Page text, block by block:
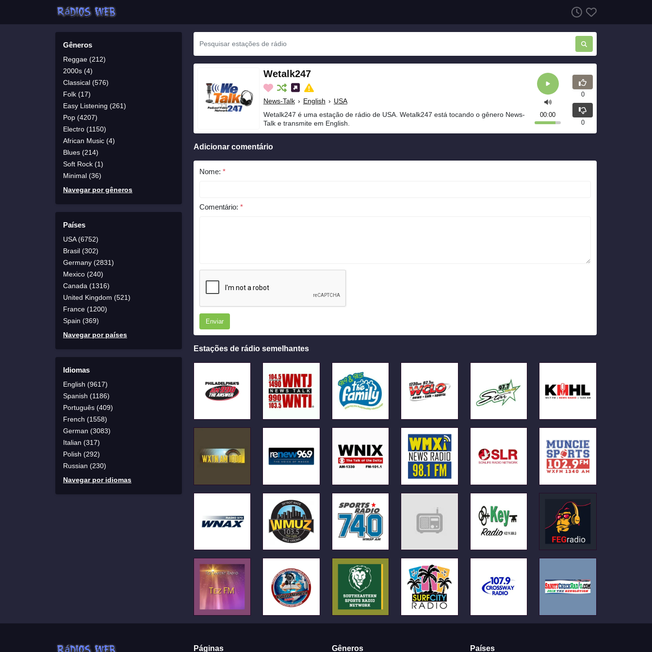
Gêneros
Reggae (212)
2000s (4)
Classical (576)
Folk (17)
Easy Listening (261)
Pop (4207)
Electro (1150)
African Music (4)
Blues (214)
Soft Rock (1)
Minimal (36)
Navegar por gêneros
Países
USA (6752)
Brasil (302)
Germany (2831)
Mexico (240)
Canada (1316)
United Kingdom (521)
France (1200)
Spain (369)
Navegar por países
Idiomas
English (9617)
Spanish (1186)
Português (409)
French (1558)
German (3083)
Italian (317)
Polish (292)
Russian (230)
Navegar por idiomas
Wetalk247
News-Talk › English › USA
Wetalk247 é uma estação de rádio de USA. Wetalk247 está tocando o gênero News-
Talk e transmite em English.
00:00
0
0
Adicionar comentário
Nome: *
Comentário: *
Enviar
Estações de rádio semelhantes
Páginas Gêneros Países